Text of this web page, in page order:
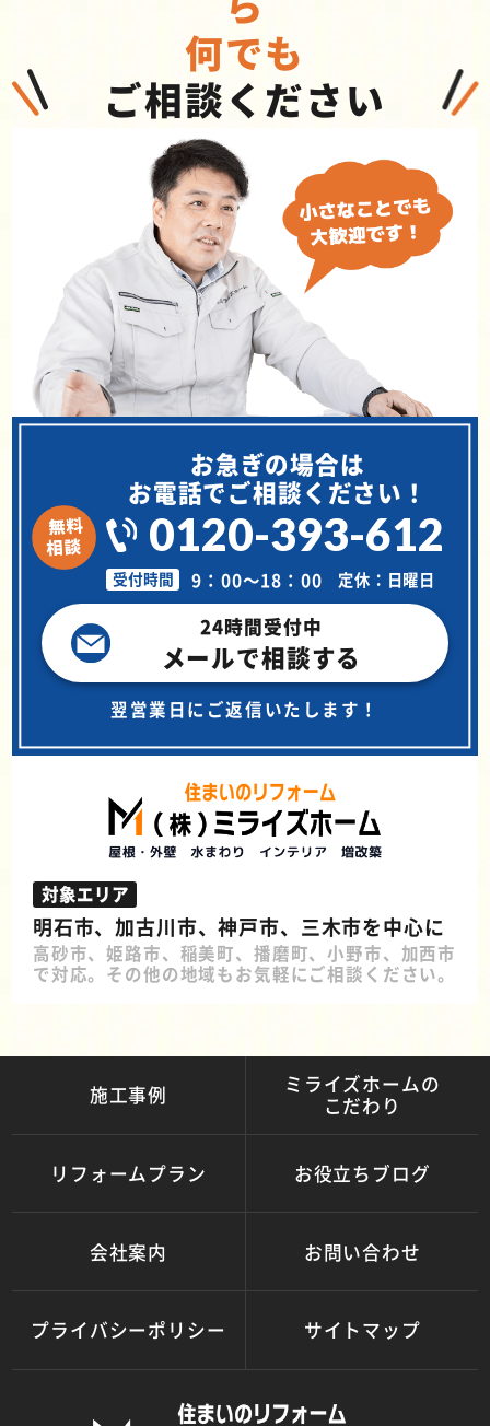
何でも
ご相談ください
お急ぎの場合は
お電話でご相談ください！
0120-393-612
受付時間 9：00～18：00 定休：日曜日
24時間受付中
メールで相談する
翌営業日にご返信いたします！
対象エリア
明石市、加古川市、神戸市、三木市を中心に
高砂市、姫路市、稲美町、播磨町、小野市、加西市
で対応。その他の地域もお気軽にご相談ください。
施工事例
ミライズホームの
こだわり
リフォームプラン お役立ちブログ
会社案内 お問い合わせ
プライバシーポリシー サイトマップ